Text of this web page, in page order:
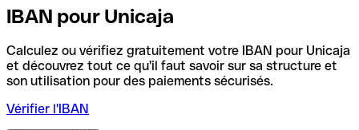
IBAN pour Unicaja
Calculez ou vérifiez gratuitement votre IBAN pour Unicaja
et découvrez tout ce qu'il faut savoir sur sa structure et
son utilisation pour des paiements sécurisés.
Vérifier l'IBAN